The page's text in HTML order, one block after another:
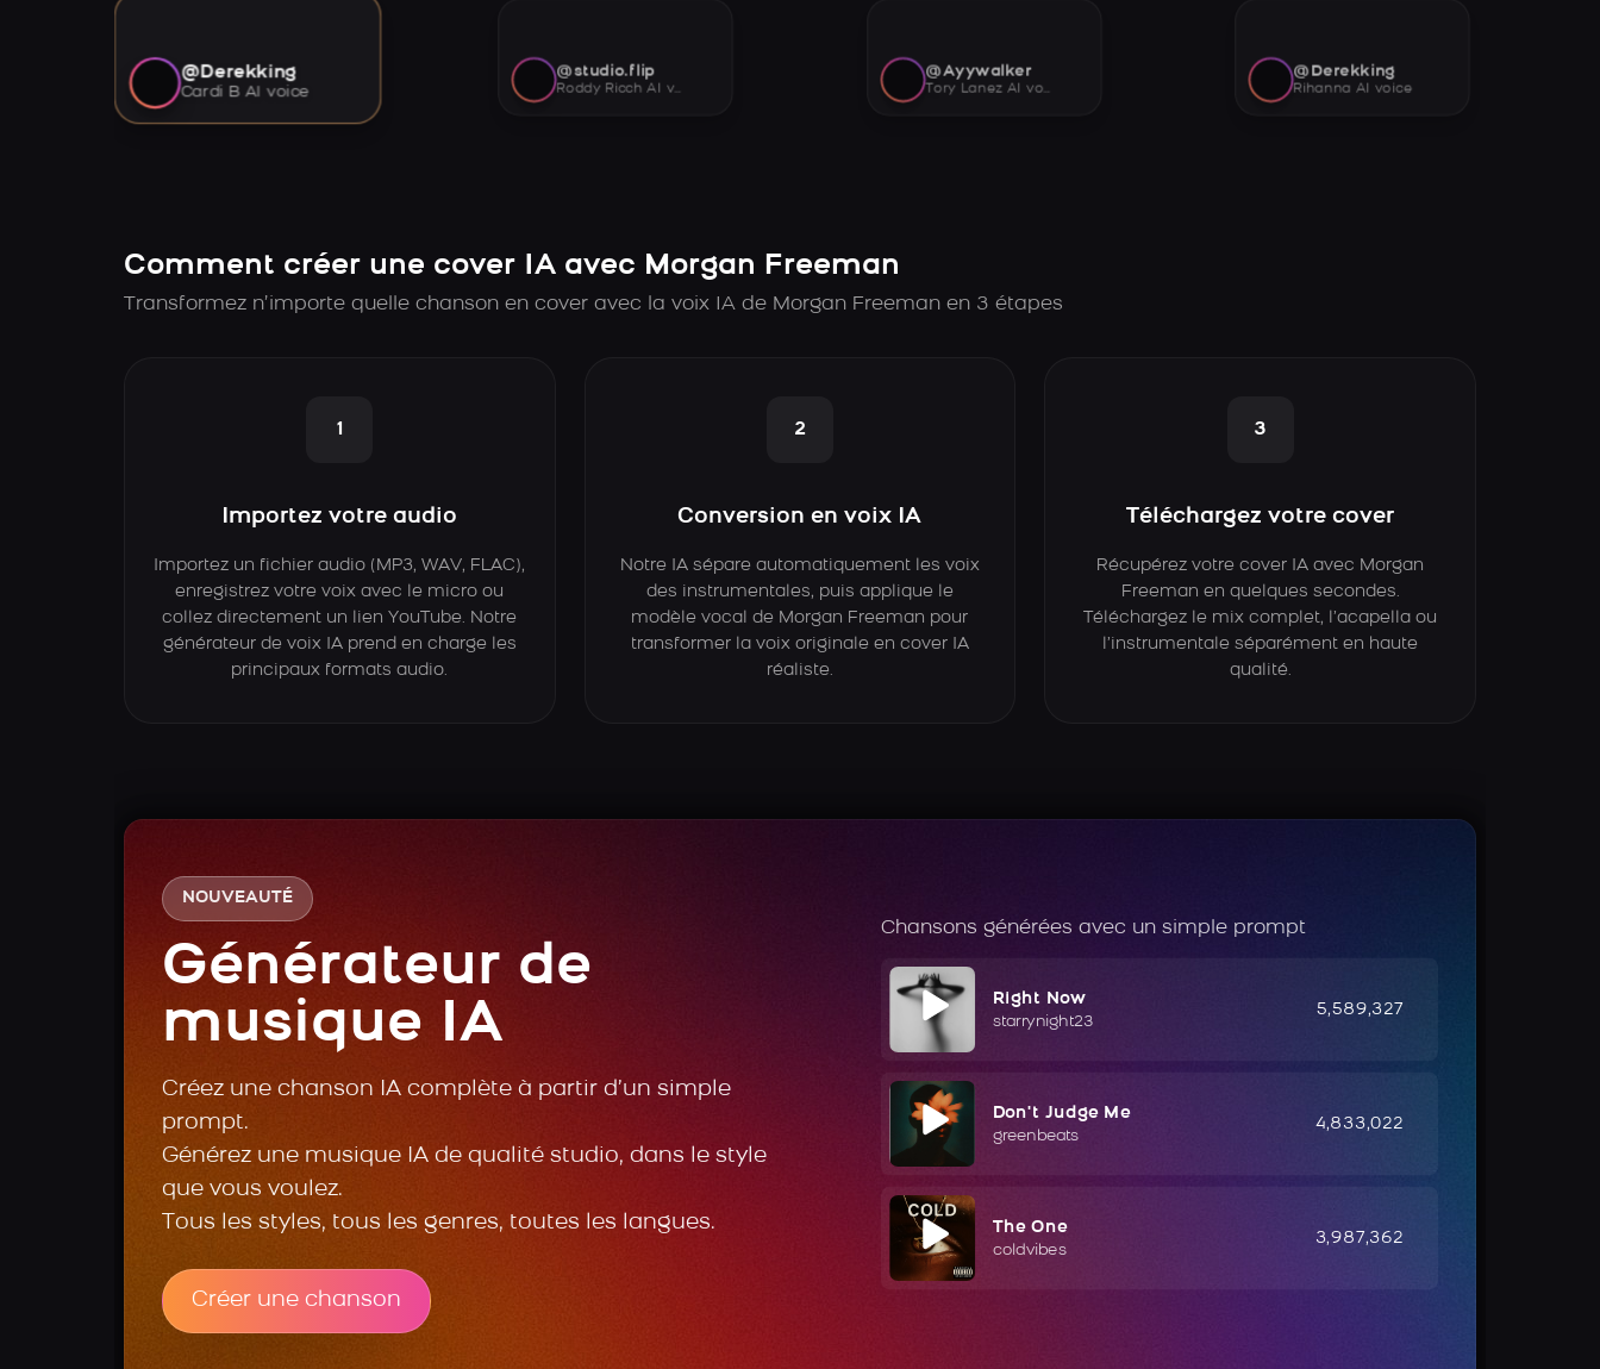
@Derekking
Cardi B AI voice
@studio.flip
Roddy Ricch AI voice
@Ayywalker
Tory Lanez AI voice
@Derekking
Rihanna AI voice
Comment créer une cover IA avec Morgan Freeman
Transformez n’importe quelle chanson en cover avec la voix IA de Morgan Freeman en 3 étapes
1
Importez votre audio
Importez un fichier audio (MP3, WAV, FLAC),
enregistrez votre voix avec le micro ou
collez directement un lien YouTube. Notre
générateur de voix IA prend en charge les
principaux formats audio.
2
Conversion en voix IA
Notre IA sépare automatiquement les voix
des instrumentales, puis applique le
modèle vocal de Morgan Freeman pour
transformer la voix originale en cover IA
réaliste.
3
Téléchargez votre cover
Récupérez votre cover IA avec Morgan
Freeman en quelques secondes.
Téléchargez le mix complet, l’acapella ou
l’instrumentale séparément en haute
qualité.
NOUVEAUTÉ
Générateur de
musique IA
Créez une chanson IA complète à partir d’un simple
prompt.
Générez une musique IA de qualité studio, dans le style
que vous voulez.
Tous les styles, tous les genres, toutes les langues.
Créer une chanson
Chansons générées avec un simple prompt
Right Now
starrynight23
5,589,327
Don't Judge Me
greenbeats
4,833,022
The One
coldvibes
3,987,362